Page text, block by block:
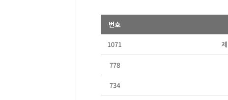
번호
1071
778
734